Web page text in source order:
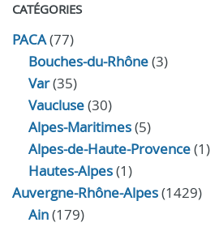
CATÉGORIES
PACA(77)
Bouches-du-Rhône(3)
Var(35)
Vaucluse(30)
Alpes-Maritimes(5)
Alpes-de-Haute-Provence(1)
Hautes-Alpes(1)
Auvergne-Rhône-Alpes(1429)
Ain(179)